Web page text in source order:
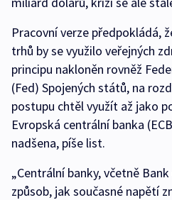
Pracovní verze předpokládá,
trhů by se využilo veřejných
principu nakloněn rovněž
(Fed) Spojených států, na
postupu chtěl využít až jako
Evropská centrální banka
nadšena, píše list.
„Centrální banky, včetně
způsob, jak současné napětí